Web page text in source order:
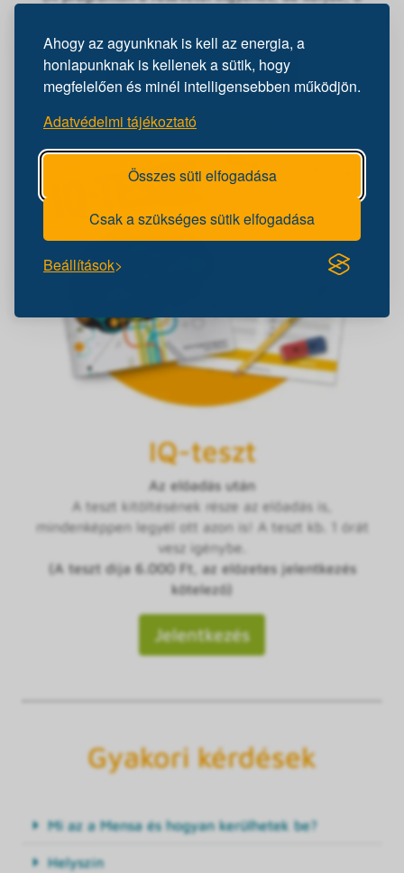
Ahogy az agyunknak is kell az energia, a
honlapunknak is kellenek a sütik, hogy
megfelelően és minél intelligensebben működjön.
Adatvédelmi tájékoztató
Összes süti elfogadása
Csak a szükséges sütik elfogadása
Beállítások
Facebook-esemény
IQ-teszt
Az előadás után
A teszt kitöltésének része az előadás is,
mindenképpen legyél ott azon is! A teszt kb. 1 órát
vesz igénybe.
(A teszt díja 6.000 Ft, az előzetes jelentkezés
kötelező)
Jelentkezés
Gyakori kérdések
Mi az a Mensa és hogyan kerülhetek be?
Helyszín